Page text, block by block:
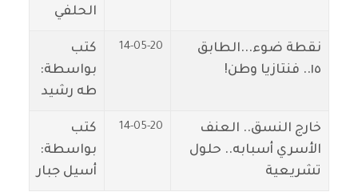
الحلفي
نقطة ضوء...الطابق
١٥.. فنتازيا وطن!
14-05-20
كتب
بواسطة:
طه رشيد
خارج النسق.. العنف
الأسري أسبابه.. حلول
تشريعية
14-05-20
كتب
بواسطة:
أسيل جبار